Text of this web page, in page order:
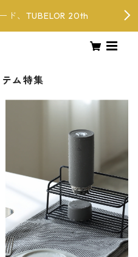
ド、TUBELOR 20th
ム特集